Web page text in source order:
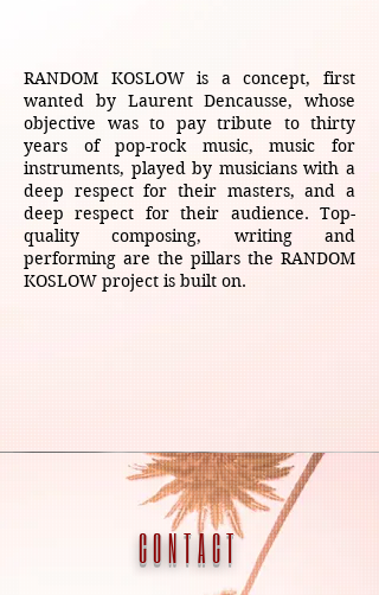
CONTACT
RANDOM KOSLOW is a concept, first
wanted by Laurent Dencausse, whose
objective was to pay tribute to thirty
years of pop-rock music, music for
instruments, played by musicians with a
deep respect for their masters, and a
deep respect for their audience. Top-
quality composing, writing and
performing are the pillars the RANDOM
KOSLOW project is built on.